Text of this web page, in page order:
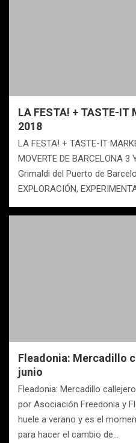
LA FESTA! + TASTE-IT
2018
LA FESTA! + TASTE-IT
MOVERTE DE BARCELONA
Grimaldi del Puerto de
EXPLORACIÓN,
Fleadonia: Mercadillo
junio
Fleadonia: Mercadillo
por Asociación Freedonia y
huele a verano y es el
para hacer el cambio de…